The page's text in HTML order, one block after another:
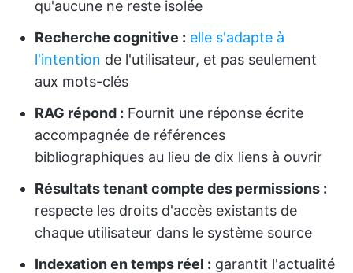
qu'aucune ne reste isolée
Recherche cognitive : elle s'adapte à
l'intention de l'utilisateur, et pas seulement
aux mots-clés
RAG répond : Fournit une réponse écrite
accompagnée de références
bibliographiques au lieu de dix liens à ouvrir
Résultats tenant compte des permissions :
respecte les droits d'accès existants de
chaque utilisateur dans le système source
Indexation en temps réel : garantit l'actualité